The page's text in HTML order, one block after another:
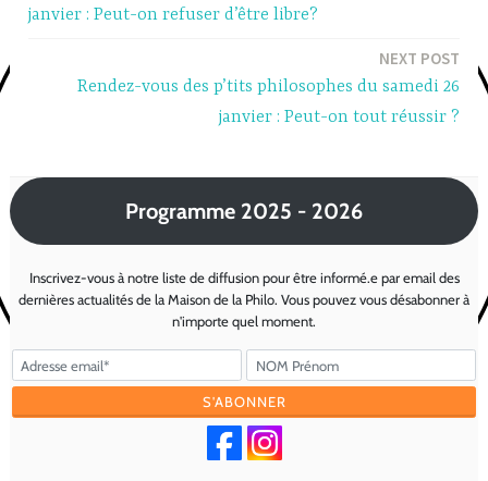
janvier : Peut-on refuser d’être libre?
NEXT POST
Rendez-vous des p’tits philosophes du samedi 26
janvier : Peut-on tout réussir ?
Programme 2025 - 2026
Inscrivez-vous à notre liste de diffusion pour être informé.e par email des
dernières actualités de la Maison de la Philo. Vous pouvez vous désabonner à
n'importe quel moment.